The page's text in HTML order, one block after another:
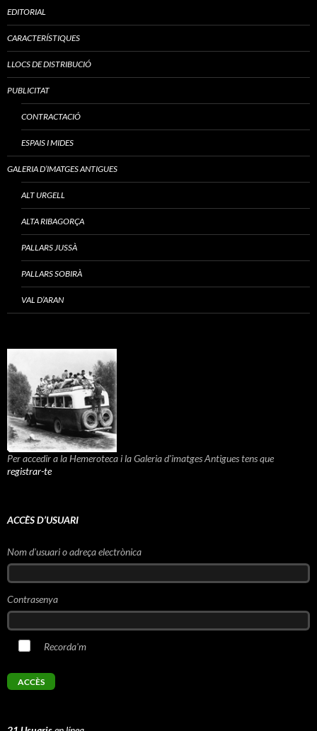
EDITORIAL
CARACTERÍSTIQUES
LLOCS DE DISTRIBUCIÓ
PUBLICITAT
CONTRACTACIÓ
ESPAIS I MIDES
GALERIA D’IMATGES ANTIGUES
ALT URGELL
ALTA RIBAGORÇA
PALLARS JUSSÀ
PALLARS SOBIRÀ
VAL D’ARAN
Per accedir a la Hemeroteca i la Galeria d'imatges Antigues tens que
registrar-te
ACCÈS D’USUARI
Nom d'usuari o adreça electrònica
Contrasenya
Recorda'm